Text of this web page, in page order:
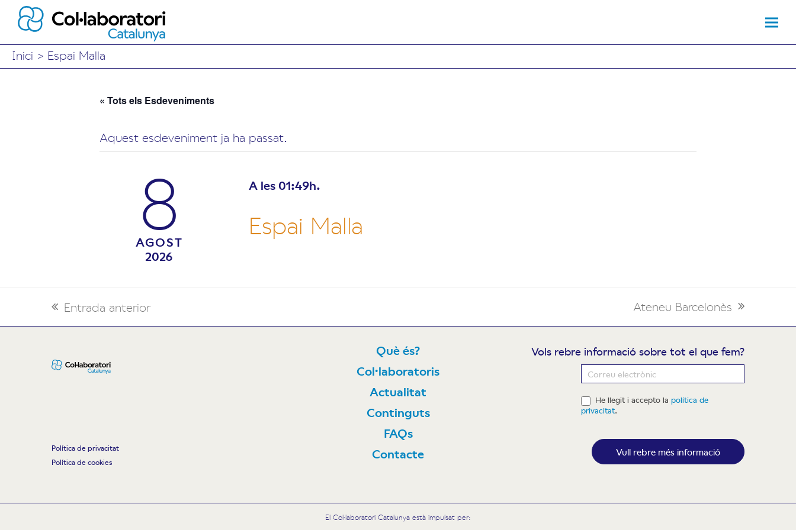
Inici > Espai Malla
« Tots els Esdeveniments
Aquest esdeveniment ja ha passat.
8
AGOST
2026
A les 01:49h.
Espai Malla
previous
post:
Entrada anterior
next
post:
Ateneu Barcelonès
Política de privacitat
Política de cookies
Què és?
Col·laboratoris
Actualitat
Continguts
FAQs
Contacte
Vols rebre informació sobre tot el que fem?
He llegit i accepto lapolítica de
privacitat.
Vull rebre més informació
El Col·laboratori Catalunya està impulsat per: